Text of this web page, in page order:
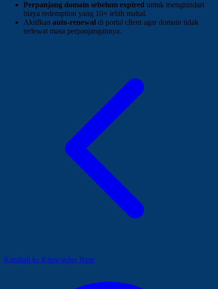
Perpanjang domain sebelum expired untuk menghindari
biaya redemption yang 10× lebih mahal.
Aktifkan auto-renewal di portal client agar domain tidak
terlewat masa perpanjangannya.
Kembali ke Knowledge Base